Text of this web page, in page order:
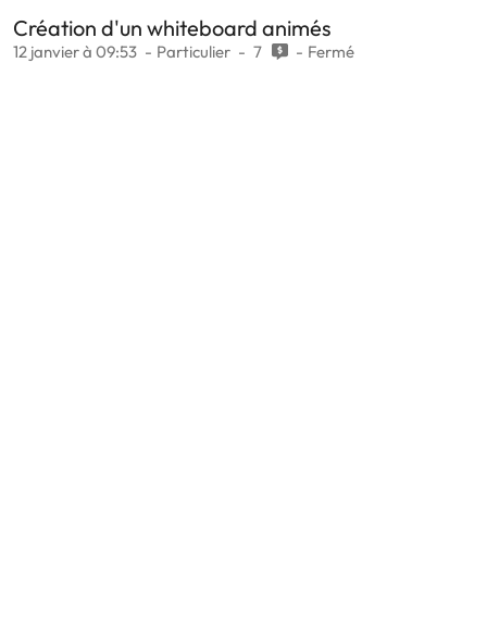
Création d'un whiteboard animés
12 janvier à 09:53 Particulier 7 Fermé